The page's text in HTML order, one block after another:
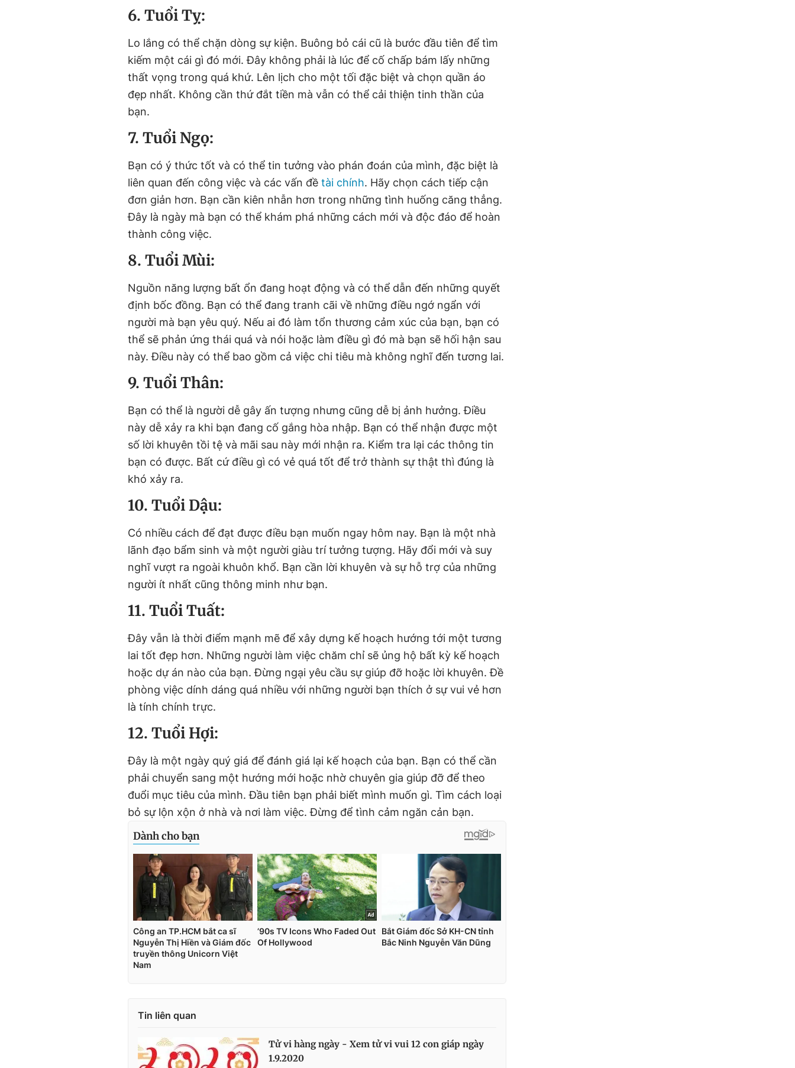
6. Tuổi Tỵ:
Lo lắng có thể chặn dòng sự kiện. Buông bỏ cái cũ là bước đầu tiên để tìm
kiếm một cái gì đó mới. Đây không phải là lúc để cố chấp bám lấy những
thất vọng trong quá khứ. Lên lịch cho một tối đặc biệt và chọn quần áo
đẹp nhất. Không cần thứ đắt tiền mà vẫn có thể cải thiện tinh thần của
bạn.
7. Tuổi Ngọ:
Bạn có ý thức tốt và có thể tin tưởng vào phán đoán của mình, đặc biệt là
liên quan đến công việc và các vấn đề tài chính. Hãy chọn cách tiếp cận
đơn giản hơn. Bạn cần kiên nhẫn hơn trong những tình huống căng thẳng.
Đây là ngày mà bạn có thể khám phá những cách mới và độc đáo để hoàn
thành công việc.
8. Tuổi Mùi:
Nguồn năng lượng bất ổn đang hoạt động và có thể dẫn đến những quyết
định bốc đồng. Bạn có thể đang tranh cãi về những điều ngớ ngẩn với
người mà bạn yêu quý. Nếu ai đó làm tổn thương cảm xúc của bạn, bạn có
thể sẽ phản ứng thái quá và nói hoặc làm điều gì đó mà bạn sẽ hối hận sau
này. Điều này có thể bao gồm cả việc chi tiêu mà không nghĩ đến tương lai.
9. Tuổi Thân:
Bạn có thể là người dễ gây ấn tượng nhưng cũng dễ bị ảnh hưởng. Điều
này dễ xảy ra khi bạn đang cố gắng hòa nhập. Bạn có thể nhận được một
số lời khuyên tồi tệ và mãi sau này mới nhận ra. Kiểm tra lại các thông tin
bạn có được. Bất cứ điều gì có vẻ quá tốt để trở thành sự thật thì đúng là
khó xảy ra.
10. Tuổi Dậu:
Có nhiều cách để đạt được điều bạn muốn ngay hôm nay. Bạn là một nhà
lãnh đạo bẩm sinh và một người giàu trí tưởng tượng. Hãy đổi mới và suy
nghĩ vượt ra ngoài khuôn khổ. Bạn cần lời khuyên và sự hỗ trợ của những
người ít nhất cũng thông minh như bạn.
11. Tuổi Tuất:
Đây vẫn là thời điểm mạnh mẽ để xây dựng kế hoạch hướng tới một tương
lai tốt đẹp hơn. Những người làm việc chăm chỉ sẽ ủng hộ bất kỳ kế hoạch
hoặc dự án nào của bạn. Đừng ngại yêu cầu sự giúp đỡ hoặc lời khuyên. Đề
phòng việc dính dáng quá nhiều với những người bạn thích ở sự vui vẻ hơn
là tính chính trực.
12. Tuổi Hợi:
Đây là một ngày quý giá để đánh giá lại kế hoạch của bạn. Bạn có thể cần
phải chuyển sang một hướng mới hoặc nhờ chuyên gia giúp đỡ để theo
đuổi mục tiêu của mình. Đầu tiên bạn phải biết mình muốn gì. Tìm cách loại
bỏ sự lộn xộn ở nhà và nơi làm việc. Đừng để tình cảm ngăn cản bạn.
Tin liên quan
Tử vi hàng ngày - Xem tử vi vui 12 con giáp ngày
1.9.2020